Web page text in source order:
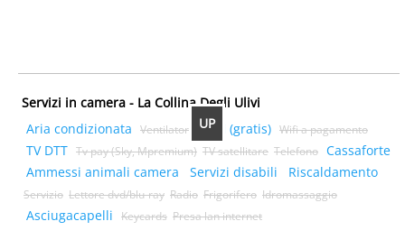
UP
Servizi in camera - La Collina Degli Ulivi
Aria condizionata
Ventilatore Wifi (gratis) Wifi a pagamento
TV DTT Tv pay (Sky, Mpremium) TV satellitare Telefono Cassaforte
Ammessi animali camera
Servizi disabili Riscaldamento
Servizio Lettore dvd/blu-ray Radio Frigorifero Idromassaggio
Asciugacapelli Keycards Presa lan internet